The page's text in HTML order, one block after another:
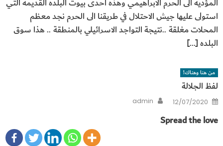
المؤديه الى الحرم الابراهيمي وهذه احدى بيوت البلده القديمه التي
استولى عليها جيش الاحتلال في طريقنا الى الحرم نجد معظم
المحلات مغلقة ..نتيجة التواجد الاسرائيلي بالمنطقة .. هذا سوق
البلده […]
من هنا وهناك!
لفظ الجلالة
Posted
on
12/07/2020
Author
admin
Spread the love